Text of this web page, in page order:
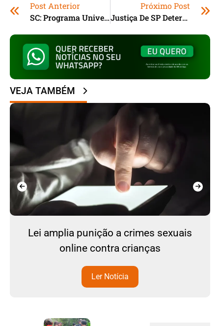
Post Anterior
SC: Programa Universidade Gratuita Abre Renovação
Próximo Post
Justiça De SP Determina Aborto Legal Em Casos De Stealthing
VEJA TAMBÉM
Lei amplia punição a crimes sexuais
online contra crianças
Ler Notícia